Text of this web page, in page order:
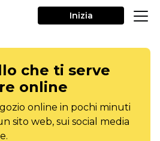
Inizia
che ti serve
online
online in pochi minuti
sito web, sui social media